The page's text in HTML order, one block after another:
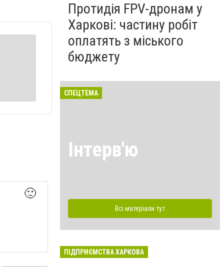
🙂
Протидія FPV-дронам у
Харкові: частину робіт
оплатять з міського
бюджету
СПЕЦТЕМА
Інтерв'ю
Всі матеріали тут
ПІДПРИЄМСТВА ХАРКОВА